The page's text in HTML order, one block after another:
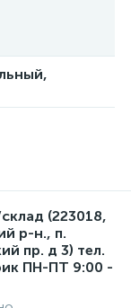
(223018,
р-н., п.
пр. д 3) тел.
ПН-ПТ 9:00 -